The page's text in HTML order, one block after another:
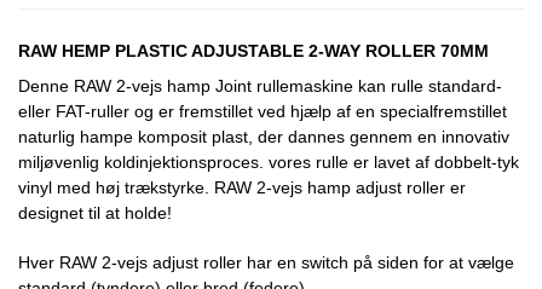
RAW HEMP PLASTIC ADJUSTABLE 2-WAY ROLLER 70MM
Denne RAW 2-vejs hamp Joint rullemaskine kan rulle standard-
eller FAT-ruller og er fremstillet ved hjælp af en specialfremstillet
naturlig hampe komposit plast, der dannes gennem en innovativ
miljøvenlig koldinjektionsproces. vores rulle er lavet af dobbelt-tyk
vinyl med høj trækstyrke. RAW 2-vejs hamp adjust roller er
designet til at holde!
Hver RAW 2-vejs adjust roller har en switch på siden for at vælge